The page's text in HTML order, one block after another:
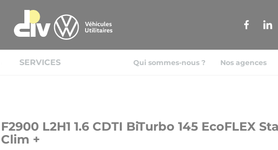
SERVICES Qui sommes-nous ? Nos agences
F2900 L2H1 1.6 CDTI BiTurbo 145 EcoFLEX
Clim +